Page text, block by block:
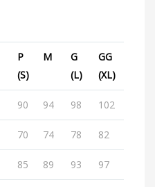
P
(S)
M
G
(L)
GG
(XL)
90 94 98 102
70 74 78 82
85 89 93 97